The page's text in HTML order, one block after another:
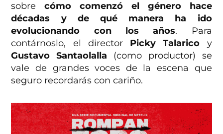
sobre cómo comenzó el género hace
décadas y de qué manera ha ido
evolucionando con los años. Para
contárnoslo, el directorPicky Talarico y
Gustavo Santaolalla (como productor) se
vale de grandes voces de la escena que
seguro recordarás con cariño.